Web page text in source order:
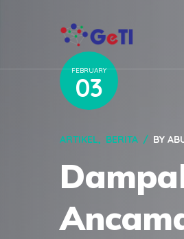
FEBRUARY
03
ARTIKEL BERITA BY